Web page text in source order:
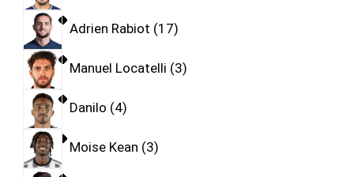
Adrien Rabiot 17
Manuel Locatelli 3
Danilo 4
Moise Kean 3